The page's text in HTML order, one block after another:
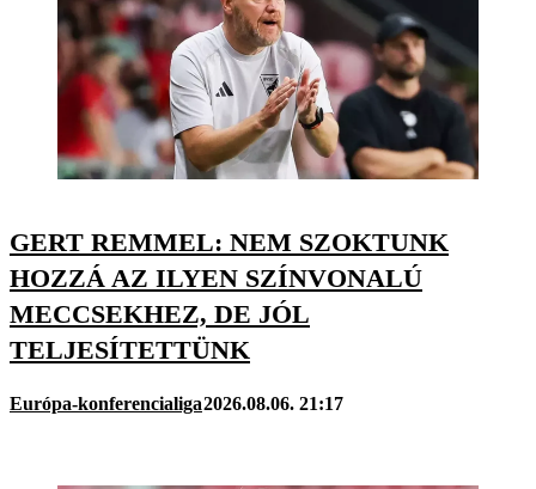
GERT REMMEL: NEM SZOKTUNK
HOZZÁ AZ ILYEN SZÍNVONALÚ
MECCSEKHEZ, DE JÓL
TELJESÍTETTÜNK
Európa-konferencialiga2026.08.06. 21:17